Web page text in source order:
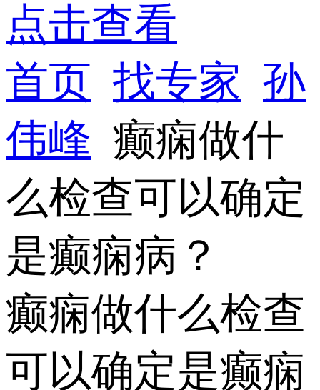
点击查看
首页 找专家 孙
伟峰 癫痫做什
么检查可以确定
是癫痫病？
癫痫做什么检查
可以确定是癫痫